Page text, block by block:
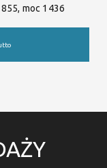
moc 1436